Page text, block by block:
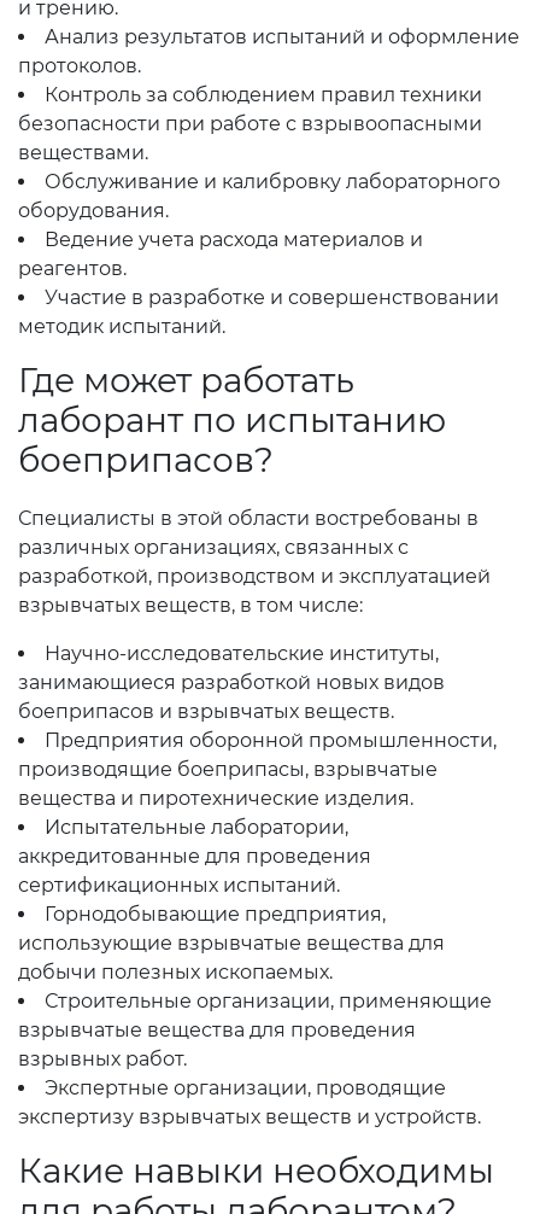
и трению.
Анализ результатов испытаний и оформление
протоколов.
Контроль за соблюдением правил техники
безопасности при работе с взрывоопасными
веществами.
Обслуживание и калибровку лабораторного
оборудования.
Ведение учета расхода материалов и
реагентов.
Участие в разработке и совершенствовании
методик испытаний.
Где может работать
лаборант по испытанию
боеприпасов?
Специалисты в этой области востребованы в
различных организациях, связанных с
разработкой, производством и эксплуатацией
взрывчатых веществ, в том числе:
Научно-исследовательские институты,
занимающиеся разработкой новых видов
боеприпасов и взрывчатых веществ.
Предприятия оборонной промышленности,
производящие боеприпасы, взрывчатые
вещества и пиротехнические изделия.
Испытательные лаборатории,
аккредитованные для проведения
сертификационных испытаний.
Горнодобывающие предприятия,
использующие взрывчатые вещества для
добычи полезных ископаемых.
Строительные организации, применяющие
взрывчатые вещества для проведения
взрывных работ.
Экспертные организации, проводящие
экспертизу взрывчатых веществ и устройств.
Какие навыки необходимы